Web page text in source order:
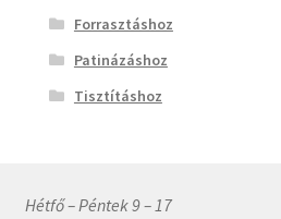
Forrasztáshoz
Patinázáshoz
Tisztításhoz
Hétfő – Péntek 9 – 17